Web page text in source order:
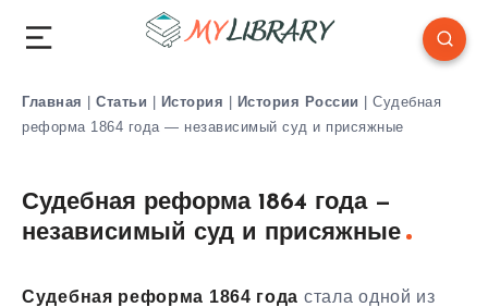
Главная | Статьи | История | История России | Судебная
реформа 1864 года — независимый суд и присяжные
Судебная реформа 1864 года —
независимый суд и присяжные
Судебная реформа 1864 года стала одной из